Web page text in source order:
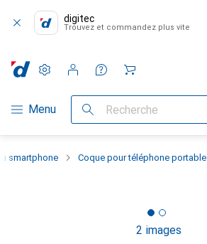
digitec
Trouvez et commandez plus vite
Navigation par catégorie
Menu Recherche
Paramètres
Compte client
Listes de comparaison
Listes d'envies
Panier
smartphone Coque pour téléphone portable
2 images